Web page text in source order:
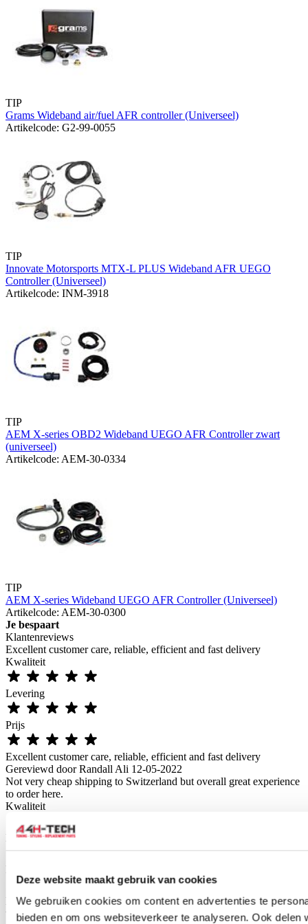
Deze website maakt gebruik van cookies
We gebruiken cookies om content en advertenties te
bieden en om ons websiteverkeer te analyseren. Ook
TIP
Grams Wideband air/fuel AFR controller (Universeel)
Artikelcode: G2-99-0055
TIP
Innovate Motorsports MTX-L PLUS Wideband AFR UEGO
Controller (Universeel)
Artikelcode: INM-3918
TIP
AEM X-series OBD2 Wideband UEGO AFR Controller zwart
(universeel)
Artikelcode: AEM-30-0334
TIP
AEM X-series Wideband UEGO AFR Controller (Universeel)
Artikelcode: AEM-30-0300
Je bespaart
Klantenreviews
Excellent customer care, reliable, efficient and fast delivery
Kwaliteit
Levering
Prijs
Excellent customer care, reliable, efficient and fast delivery
Gereviewd door Randall Ali 12-05-2022
Not very cheap shipping to Switzerland but overall great experience
to order here.
Kwaliteit
Levering
Prijs
Not very cheap shipping to Switzerland but overall great experience
to order here.